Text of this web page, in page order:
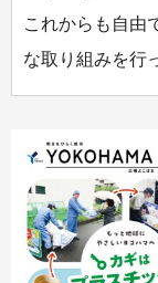
これからも自由
な取り組みを行